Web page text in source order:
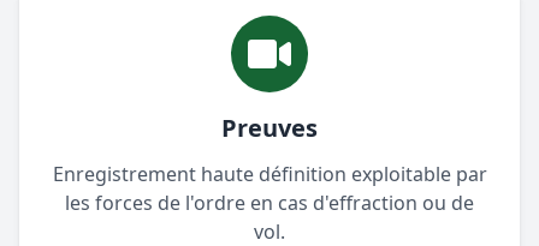
Preuves
Enregistrement haute définition exploitable par
les forces de l'ordre en cas d'effraction ou de
vol.